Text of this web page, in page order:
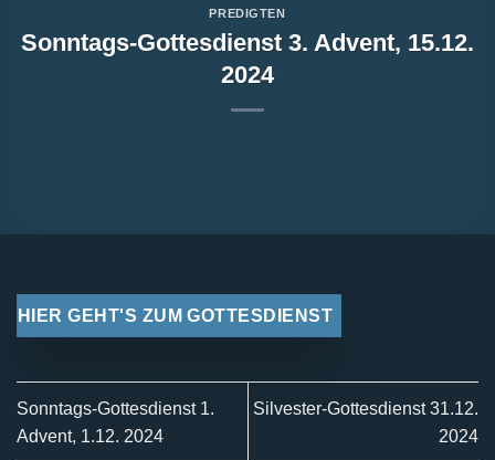
PREDIGTEN
Sonntags-Gottesdienst 3. Advent, 15.12.
2024
HIER GEHT'S ZUM GOTTESDIENST
Sonntags-Gottesdienst 1.
Advent, 1.12. 2024
Silvester-Gottesdienst 31.12.
2024